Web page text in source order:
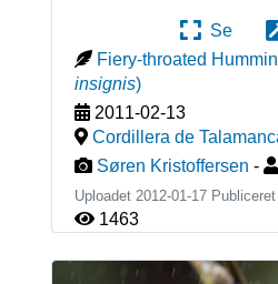
Se
Fiery-throated
insignis)
2011-02-13
Cordillera de
Søren Kristoffersen -
Uploadet 2012-01-17 Publiceret
1463